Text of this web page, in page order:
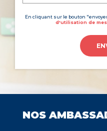
En cliquant sur le bouton
d'utilisation de
NOS